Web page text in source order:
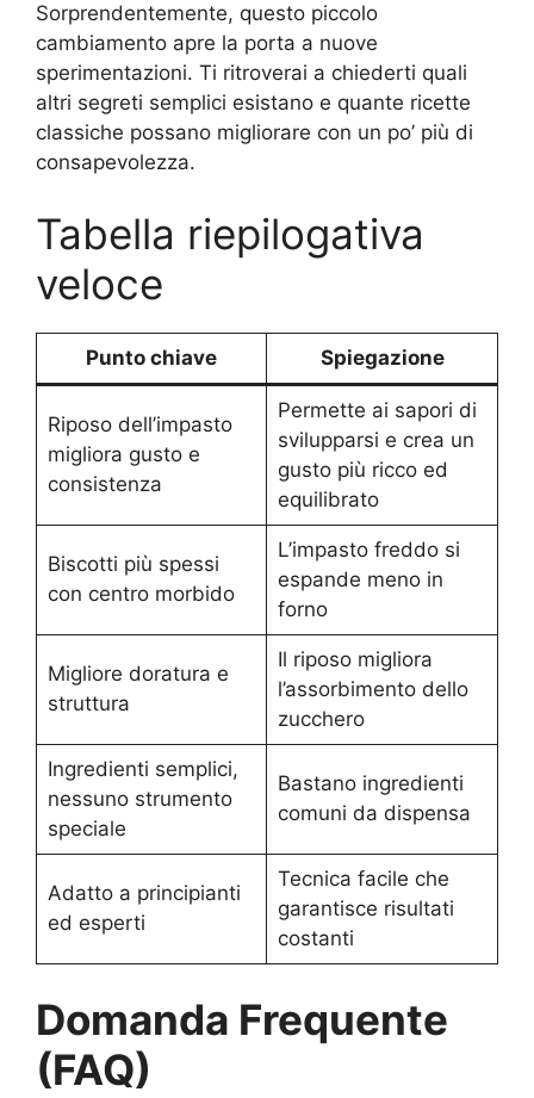
Sorprendentemente, questo piccolo
cambiamento apre la porta a nuove
sperimentazioni. Ti ritroverai a chiederti quali
altri segreti semplici esistano e quante ricette
classiche possano migliorare con un po’ più di
consapevolezza.
Tabella riepilogativa
veloce
Punto chiave Spiegazione
Riposo dell’impasto
migliora gusto e
consistenza
Permette ai sapori di
svilupparsi e crea un
gusto più ricco ed
equilibrato
Biscotti più spessi
con centro morbido
L’impasto freddo si
espande meno in
forno
Migliore doratura e
struttura
Il riposo migliora
l’assorbimento dello
zucchero
Ingredienti semplici,
nessuno strumento
speciale
Bastano ingredienti
comuni da dispensa
Adatto a principianti
ed esperti
Tecnica facile che
garantisce risultati
costanti
Domanda Frequente
(FAQ)